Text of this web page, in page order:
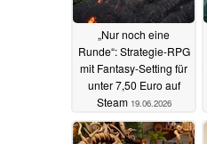
„Nur noch eine
Runde“: Strategie-RPG
mit Fantasy-Setting für
unter 7,50 Euro auf
Steam 19.06.2026